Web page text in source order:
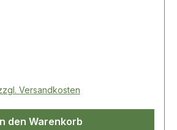
Versandkosten
den Warenkorb